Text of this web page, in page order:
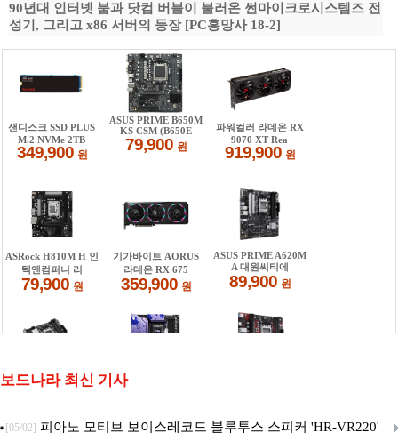
90년대 인터넷 붐과 닷컴 버블이 불러온 썬마이크로시스템즈 전
성기, 그리고 x86 서버의 등장 [PC흥망사 18-2]
보드나라 최신 기사
[05/02] 피아노 모티브 보이스레코드 블루투스 스피커 'HR-VR220'